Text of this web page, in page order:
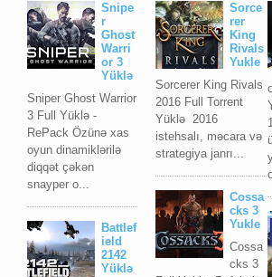
Snipe
r
Ghost
Warri
or 3
Yüklə
Sniper Ghost Warrior
3 Full Yüklə -
RePack Özünə xas
oyun dinamiklərilə
diqqət çəkən
snayper o...
Battlef
ield
2142
Yüklə
Sorce
rer
King
Rivals
Yukle
Sorcerer King Rivals
2016 Full Torrent
Yüklə 2016
istehsalı, məcara və
strategiya janrı...
Cossa
cks 3
Yukle
Cossa
cks 3